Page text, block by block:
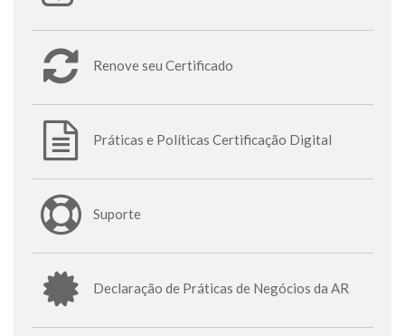
Renove seu Certificado
Práticas e Políticas Certificação Digital
Suporte
Declaração de Práticas de Negócios da AR